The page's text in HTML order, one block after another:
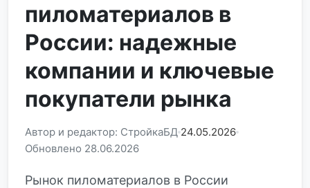
пиломатериалов в
России: надежные
компании и ключевые
покупатели рынка
Автор и редактор: СтройкаБД 24.05.2026
Обновлено 28.06.2026
Рынок пиломатериалов в России